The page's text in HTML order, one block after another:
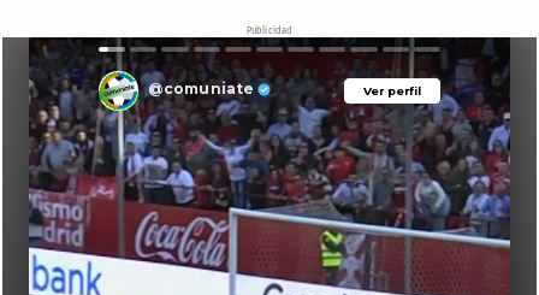
Publicidad
Ver perfil
@comuniate Ver perfil